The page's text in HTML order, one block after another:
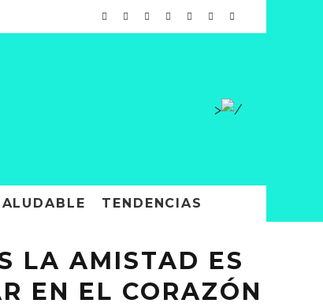
>
TENDENCIAS
LA AMISTAD ES
EN EL CORAZÓN